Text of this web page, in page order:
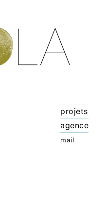
projets
agence